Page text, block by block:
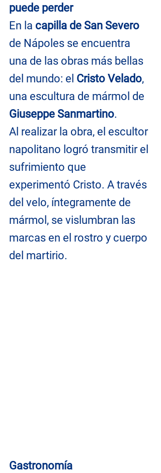
puede perder
En la capilla de San Severo
de Nápoles se encuentra
una de las obras más bellas
del mundo: el Cristo Velado,
una escultura de mármol de
Giuseppe Sanmartino.
Al realizar la obra, el escultor
napolitano logró transmitir el
sufrimiento que
experimentó Cristo. A través
del velo, íntegramente de
mármol, se vislumbran las
marcas en el rostro y cuerpo
del martirio.
Gastronomía